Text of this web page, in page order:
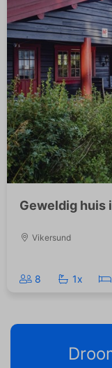
Geweldig huis
Vikersund
8 1x